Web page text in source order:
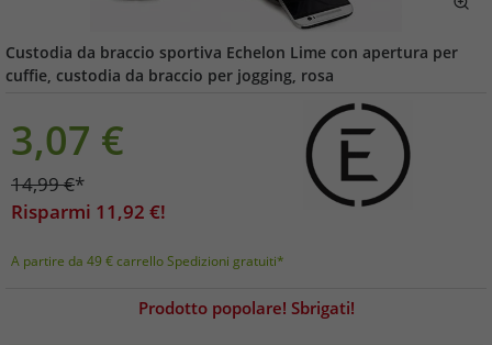
Custodia da braccio sportiva Echelon Lime con apertura per
cuffie, custodia da braccio per jogging, rosa
3,07 €
14,99€*
Risparmi 11,92 €!
A partire da 49 € carrello Spedizioni gratuiti*
Prodotto popolare! Sbrigati!